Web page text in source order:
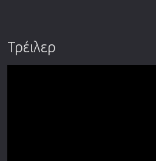
Τρέιλερ